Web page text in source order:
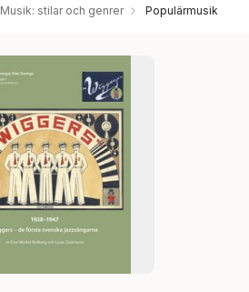
Musik: stilar och genrer Populärmusik